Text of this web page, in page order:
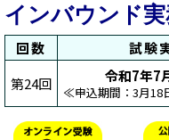
インバウンド
回数 試験
第24回 令和7年7
≪申込期間：3月18